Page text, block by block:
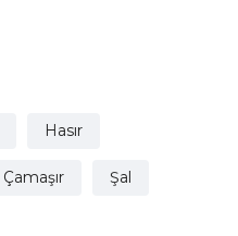
Hasır
Çamaşır Şal